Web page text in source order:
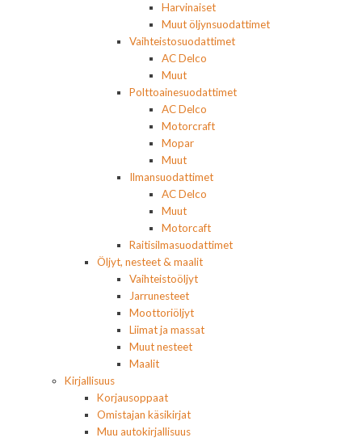
Harvinaiset
Muut öljynsuodattimet
Vaihteistosuodattimet
AC Delco
Muut
Polttoainesuodattimet
AC Delco
Motorcraft
Mopar
Muut
Ilmansuodattimet
AC Delco
Muut
Motorcaft
Raitisilmasuodattimet
Öljyt, nesteet & maalit
Vaihteistoöljyt
Jarrunesteet
Moottoriöljyt
Liimat ja massat
Muut nesteet
Maalit
Kirjallisuus
Korjausoppaat
Omistajan käsikirjat
Muu autokirjallisuus